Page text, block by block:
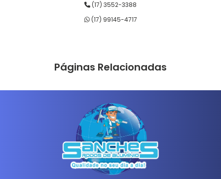
VASSOURAS DE NYLON
(17) 3552-3388
(17) 99145-4717
Páginas Relacionadas